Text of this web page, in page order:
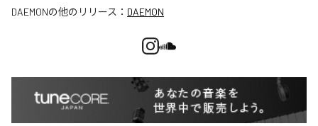
DAEMONの他のリリース： DAEMON